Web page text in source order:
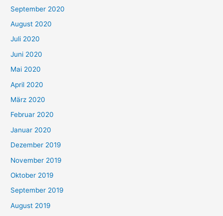
September 2020
August 2020
Juli 2020
Juni 2020
Mai 2020
April 2020
März 2020
Februar 2020
Januar 2020
Dezember 2019
November 2019
Oktober 2019
September 2019
August 2019